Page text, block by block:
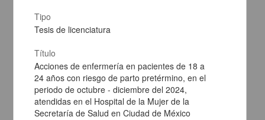
Agustín Aragón: crítico de los tópicos del darwinismo social
Larios Cortés, Gustavo Javier
Artes y Humanidades
Tipo
Tesis de licenciatura
Título
Acciones de enfermería en pacientes de 18 a
24 años con riesgo de parto pretérmino, en el
periodo de octubre - diciembre del 2024,
atendidas en el Hospital de la Mujer de la
Secretaría de Salud en Ciudad de México